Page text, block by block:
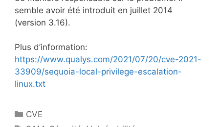
semble avoir été introduit en juillet 2014
(version 3.16).
Plus d’information:
https://www.qualys.com/2021/07/20/cve-2021-
33909/sequoia-local-privilege-escalation-
linux.txt
Catégories
CVE